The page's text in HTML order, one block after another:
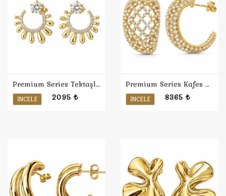
Premium Series Tektaşlı İki Ton Küpe
İNCELE 2095 ₺
Premium Series Kafes Bombe Halka Küpe
İNCELE 8365 ₺